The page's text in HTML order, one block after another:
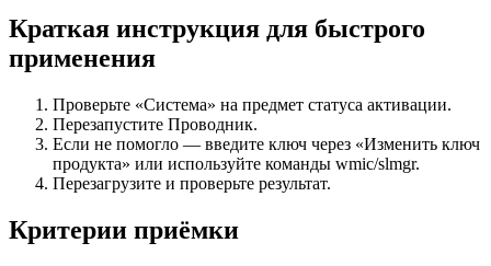
Краткая инструкция для быстрого
применения
Проверьте «Система» на предмет статуса активации.
Перезапустите Проводник.
Если не помогло — введите ключ через «Изменить ключ
продукта» или используйте команды wmic/slmgr.
Перезагрузите и проверьте результат.
Критерии приёмки